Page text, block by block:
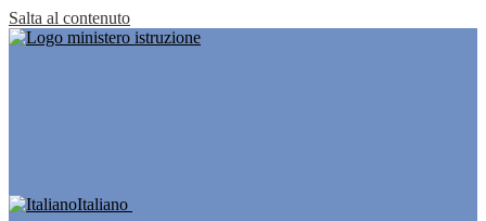
Salta al contenuto
Italiano